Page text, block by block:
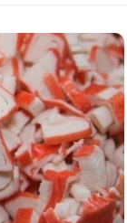
2074.2 мг
0
238 мг
4604.1 мг
1348.8 мг
форму, вы
,
данныхи